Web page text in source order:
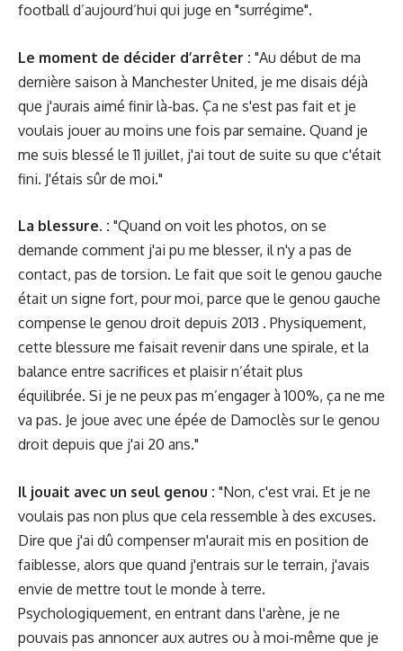
football d’aujourd’hui qui juge en "surrégime".
Le moment de décider d’arrêter : "Au début de ma
dernière saison à Manchester United, je me disais déjà
que j'aurais aimé finir là-bas. Ça ne s'est pas fait et je
voulais jouer au moins une fois par semaine. Quand je
me suis blessé le 11 juillet, j'ai tout de suite su que c'était
fini. J'étais sûr de moi."
La blessure. : "Quand on voit les photos, on se
demande comment j'ai pu me blesser, il n'y a pas de
contact, pas de torsion. Le fait que soit le genou gauche
était un signe fort, pour moi, parce que le genou gauche
compense le genou droit depuis 2013 . Physiquement,
cette blessure me faisait revenir dans une spirale, et la
balance entre sacrifices et plaisir n’était plus
équilibrée. Si je ne peux pas m’engager à 100%, ça ne me
va pas. Je joue avec une épée de Damoclès sur le genou
droit depuis que j'ai 20 ans."
Il jouait avec un seul genou : "Non, c'est vrai. Et je ne
voulais pas non plus que cela ressemble à des excuses.
Dire que j'ai dû compenser m'aurait mis en position de
faiblesse, alors que quand j'entrais sur le terrain, j'avais
envie de mettre tout le monde à terre.
Psychologiquement, en entrant dans l'arène, je ne
pouvais pas annoncer aux autres ou à moi-même que je